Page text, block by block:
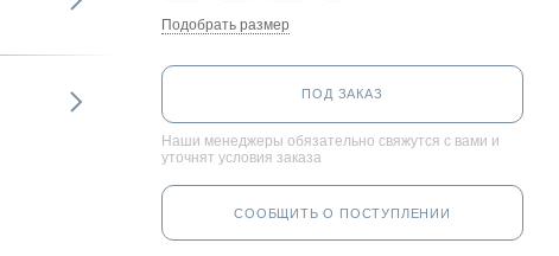
Подобрать размер
ПОД ЗАКАЗ
Наши менеджеры обязательно свяжутся с вами и
уточнят условия заказа
СООБЩИТЬ О ПОСТУПЛЕНИИ